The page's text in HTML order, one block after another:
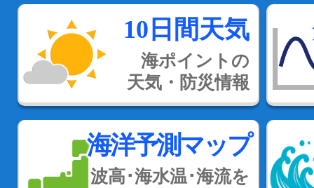
10日間天気
海ポイントの
天気・防災情報
海洋予測マップ
波高･海水温･海流を